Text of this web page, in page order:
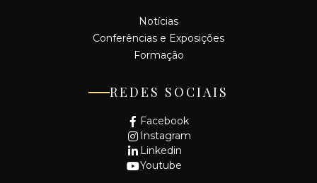
Notícias
Conferências e Exposições
Formação
REDES SOCIAIS
Facebook
Instagram
Linkedin
Youtube